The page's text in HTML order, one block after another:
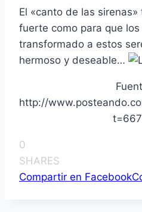
El «canto de las
fuerte como para que
transformado a estos
hermoso y deseable…
http://
0
SHARES
Compartir en Facebook